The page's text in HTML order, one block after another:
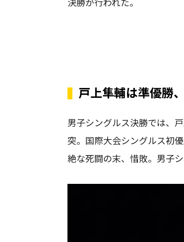
決勝が行われた。
戸上隼輔は準優勝
男子シングルス決勝では、
突。国際大会シングルス初
絶な死闘の末、惜敗。男子